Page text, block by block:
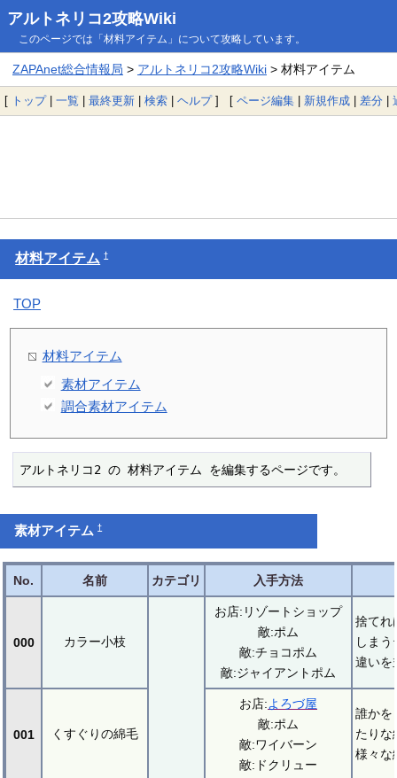
アルトネリコ2攻略Wiki
このページでは「材料アイテム」について攻略しています。
ZAPAnet総合情報局 > アルトネリコ2攻略Wiki> 材料アイテム
[ トップ| 一覧 | 最終更新 | 検索 | ヘルプ] [ ページ編集 | 新規作成 | 差分 |
材料アイテム †
TOP
材料アイテム
素材アイテム
調合素材アイテム
アルトネリコ2 の 材料アイテム を編集するページです。
素材アイテム†
No. 名前 カテゴリ 入手方法
000 カラー小枝
お店:リゾートショップ
敵:ポム
敵:チョコポム
敵:ジャイアントポム
捨てれ
しま
違いを
001 くすぐりの綿毛
お店:よろづ屋
敵:ポム
敵:ワイバーン
敵:ドクリュー
誰かを
たりな
様々な